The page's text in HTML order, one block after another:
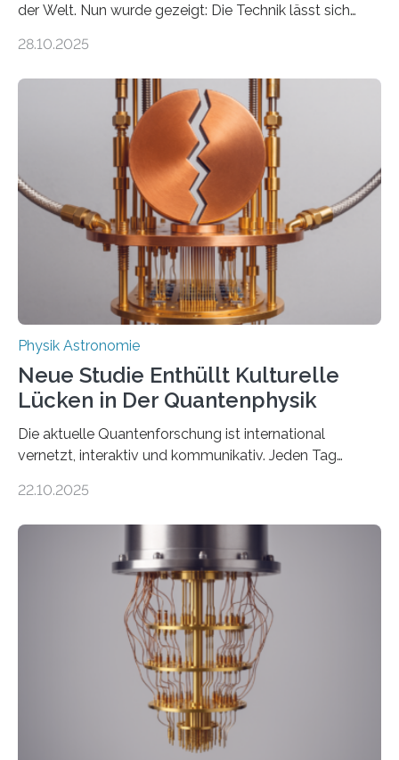
der Welt. Nun wurde gezeigt: Die Technik lässt sich
fundamentalen Physik nachzugehen. Thorium-
Messungen verwenden. Das hatte man jahrzehntelang
vermutet, weltweit war nach den passenden
Atomkern-Zuständen gesucht worden, 2024 gelang
einem Team der TU Wien mit Unterstützung
internationaler Partner der entscheidende Durchbruch:
Der lange diskutierte Thorium-Kernübergang wurde
gefunden. Kurz darauf konnte man zeigen, dass sich
Thorium tatsächlich nutzen lässt, um hochpräzise…
28.10.2025
Physik Astronomie
Neue Studie Enthüllt Kulturelle
Lücken in Der Quantenphysik
Die aktuelle Quantenforschung ist international
vernetzt, interaktiv und kommunikativ. Jeden Tag
oft von Autor*innen, die eng zusammenarbeiten. Neue
werden schnell weiterentwickelt. Dies ist der Alltag in
der Forschung der Quantentheorie, die dieses Jahr 100
Jahre alt geworden ist, weshalb die UNESCO 2025 zum
Internationalen Jahr der Quantenwissenschaft und -
technologie ausgerufen hat. Doch nun hat eine
internationale Forschungsgruppe um den
22.10.2025